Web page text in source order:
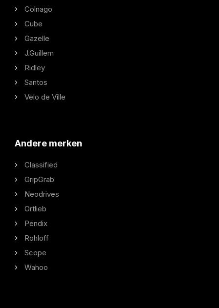
Colnago
Cube
Gazelle
J.Guillem
Ridley
Santos
Velo de Ville
Andere merken
Classified
GripGrab
Neodrives
Ortlieb
Pendix
Rohloff
Scope
Wahoo